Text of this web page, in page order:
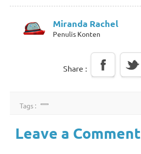
Miranda Rachel
Penulis Konten
Share :
Tags :
Leave a Comment